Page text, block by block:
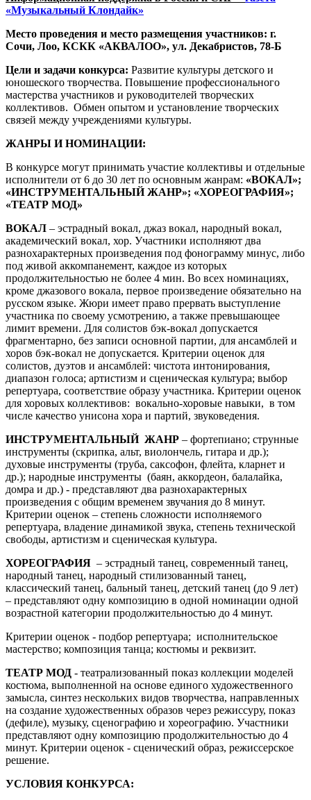
«Музыкальный Клондайк»
Место проведения и место размещения участников: г.
Сочи, Лоо, КСКК «АКВАЛОО», ул. Декабристов, 78-Б
Цели и задачи конкурса: Развитие культуры детского и
юношеского творчества. Повышение профессионального
мастерства участников и руководителей творческих
коллективов. Обмен опытом и установление творческих
связей между учреждениями культуры.
ЖАНРЫ И НОМИНАЦИИ:
В конкурсе могут принимать участие коллективы и отдельные
исполнители от 6 до 30 лет по основным жанрам: «ВОКАЛ»;
«ИНСТРУМЕНТАЛЬНЫЙ ЖАНР»; «ХОРЕОГРАФИЯ»;
«ТЕАТР МОД»
ВОКАЛ – эстрадный вокал, джаз вокал, народный вокал,
академический вокал, хор. Участники исполняют два
разнохарактерных произведения под фонограмму минус, либо
под живой аккомпанемент, каждое из которых
продолжительностью не более 4 мин. Во всех номинациях,
кроме джазового вокала, первое произведение обязательно на
русском языке. Жюри имеет право прервать выступление
участника по своему усмотрению, а также превышающее
лимит времени. Для солистов бэк-вокал допускается
фрагментарно, без записи основной партии, для ансамблей и
хоров бэк-вокал не допускается. Критерии оценок для
солистов, дуэтов и ансамблей: чистота интонирования,
диапазон голоса; артистизм и сценическая культура; выбор
репертуара, соответствие образу участника. Критерии оценок
для хоровых коллективов: вокально-хоровые навыки, в том
числе качество унисона хора и партий, звуковедения.
ИНСТРУМЕНТАЛЬНЫЙ ЖАНР – фортепиано; струнные
инструменты (скрипка, альт, виолончель, гитара и др.);
духовые инструменты (труба, саксофон, флейта, кларнет и
др.); народные инструменты (баян, аккордеон, балалайка,
домра и др.) - представляют два разнохарактерных
произведения с общим временем звучания до 8 минут.
Критерии оценок – степень сложности исполняемого
репертуара, владение динамикой звука, степень технической
свободы, артистизм и сценическая культура.
ХОРЕОГРАФИЯ – эстрадный танец, современный танец,
народный танец, народный стилизованный танец,
классический танец, бальный танец, детский танец (до 9 лет)
– представляют одну композицию в одной номинации одной
возрастной категории продолжительностью до 4 минут.
Критерии оценок - подбор репертуара; исполнительское
мастерство; композиция танца; костюмы и реквизит.
ТЕАТР МОД - театрализованный показ коллекции моделей
костюма, выполненной на основе единого художественного
замысла, синтез нескольких видов творчества, направленных
на создание художественных образов через режиссуру, показ
(дефиле), музыку, сценографию и хореографию. Участники
представляют одну композицию продолжительностью до 4
минут. Критерии оценок - сценический образ, режиссерское
решение.
УСЛОВИЯ КОНКУРСА: